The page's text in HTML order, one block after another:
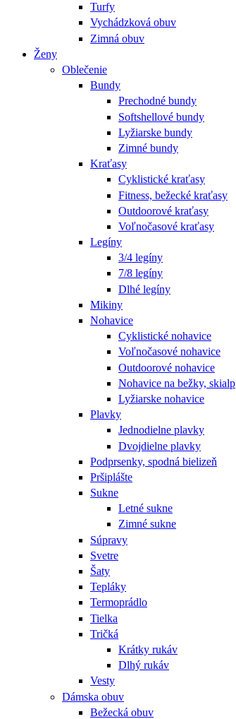
Turfy
Vychádzková obuv
Zimná obuv
Ženy
Oblečenie
Bundy
Prechodné bundy
Softshellové bundy
Lyžiarske bundy
Zimné bundy
Kraťasy
Cyklistické kraťasy
Fitness, bežecké kraťasy
Outdoorové kraťasy
Voľnočasové kraťasy
Legíny
3/4 legíny
7/8 legíny
Dlhé legíny
Mikiny
Nohavice
Cyklistické nohavice
Voľnočasové nohavice
Outdoorové nohavice
Nohavice na bežky, skialp
Lyžiarske nohavice
Plavky
Jednodielne plavky
Dvojdielne plavky
Podprsenky, spodná bielizeň
Pršiplášte
Sukne
Letné sukne
Zimné sukne
Súpravy
Svetre
Šaty
Tepláky
Termoprádlo
Tielka
Tričká
Krátky rukáv
Dlhý rukáv
Vesty
Dámska obuv
Bežecká obuv